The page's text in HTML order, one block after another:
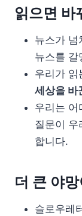
읽으면 바
뉴스가 넘
뉴스를 갈
우리가 읽
세상을 바
우리는 어
질문이 우
합니다.
더 큰 야
슬로우레